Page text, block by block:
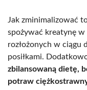
Jak zminimalizować
spożywać kreatynę
rozłożonych w ciągu
posiłkami.
zbilansowaną dietę,
potraw